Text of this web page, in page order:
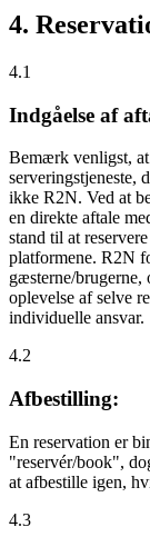
4.
4.1
Indgåelse af
Bemærk venligst, at
serveringstjeneste,
ikke R2N. Ved at
en direkte aftale
stand til at
platformene. R2N
gæsterne/brugerne,
oplevelse af selve
individuelle ansvar.
4.2
Afbestilling:
En reservation er
"reservér/book",
at afbestille igen,
4.3